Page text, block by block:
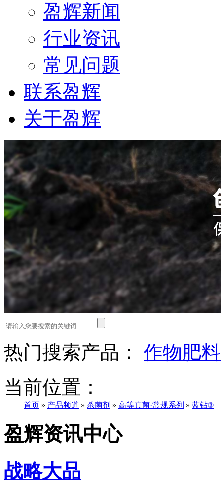
盈辉新闻
行业资讯
常见问题
联系盈辉
关于盈辉
热门搜索产品： 作物肥料
当前位置：
首页 » 产品频道 » 杀菌剂 » 高等真菌·常规系列 » 蓝钻®
盈辉资讯中心
战略大品